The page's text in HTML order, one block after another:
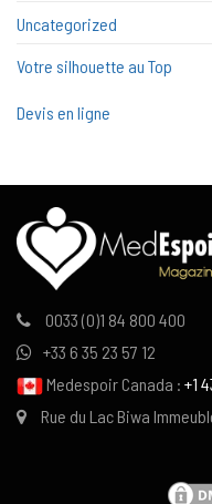
Uncategorized
Votre silhouette au Top
Devis en ligne
0033 (0)1 84 800 400
+33 6 35 23 57 12
Medespoir Canada : +1
Rue du Lac Biwa